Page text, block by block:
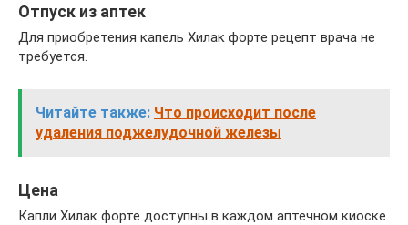
Отпуск из аптек
Для приобретения капель Хилак форте рецепт врача не
требуется.
Читайте также: Что происходит после
удаления поджелудочной железы
Цена
Капли Хилак форте доступны в каждом аптечном киоске.